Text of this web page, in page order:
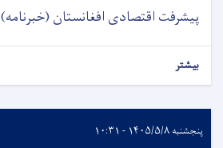
پیشرفت اقتصادی افغانستان (خبرنامه) ۱۸
بیشتر
پنجشنبه ۱۴۰۵/۵/۸ - ۱۰:۳۱